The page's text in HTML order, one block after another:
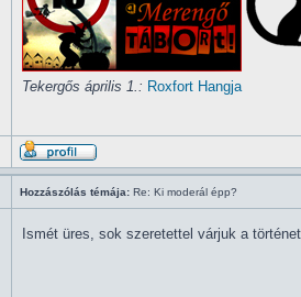
Tekergős április 1.: Roxfort Hangja
Hozzászólás témája: Re: Ki moderál épp?
Ismét üres, sok szeretettel várjuk a